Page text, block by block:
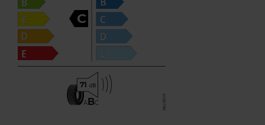
C
71
ABC